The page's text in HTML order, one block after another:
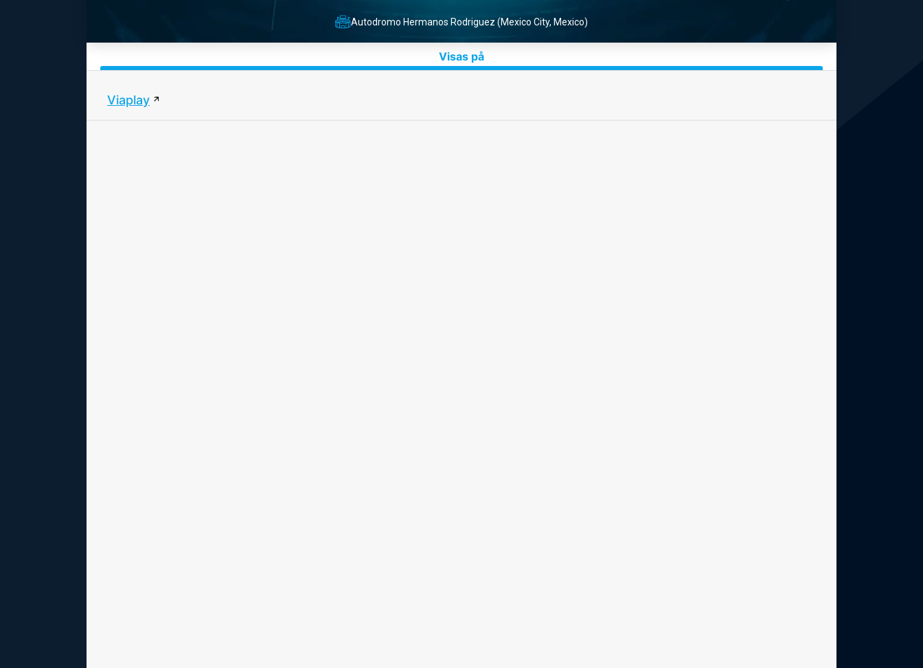
Autodromo Hermanos Rodriguez (Mexico City, Mexico)
Visas på
Viaplay